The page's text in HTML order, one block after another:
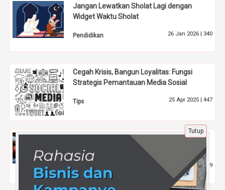
Jangan Lewatkan Sholat Lagi dengan
Widget Waktu Sholat
Pendidikan 26 Jan 2026 | 340
Cegah Krisis, Bangun Loyalitas: Fungsi
Strategis Pemantauan Media Sosial
Tips 25 Apr 2025 | 447
5 Restoran Terkenal di Dunia yang Harus
Dikunjungi Oleh Pencinta Kuliner
Kuliner 30 Okt 2023 |1949
Tutup